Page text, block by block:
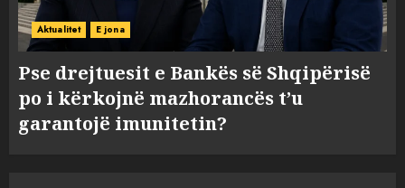
Aktualitet E jona
Pse drejtuesit e Bankës së Shqipërisë
po i kërkojnë mazhorancës t’u
garantojë imunitetin?